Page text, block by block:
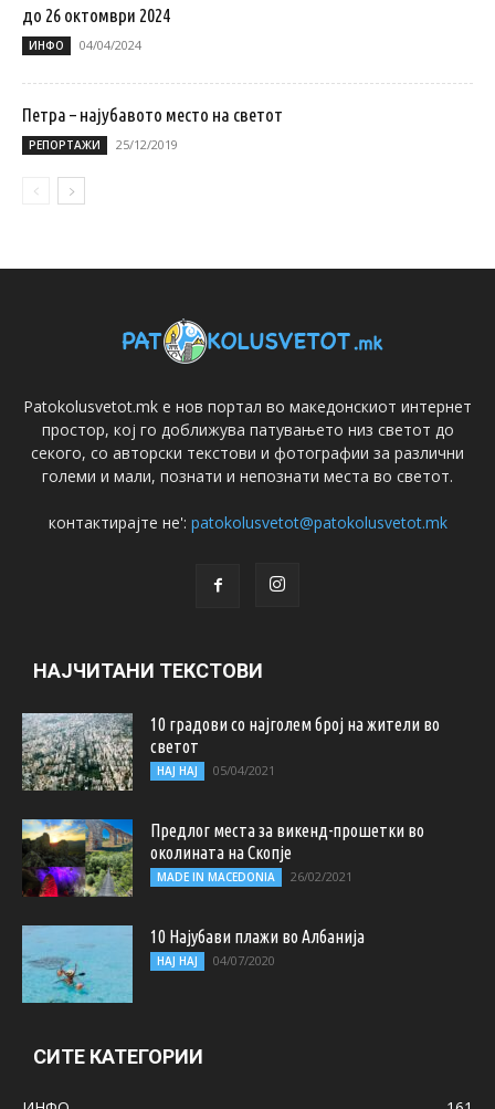
до 26 октомври 2024
ИНФО 04/04/2024
Петра – најубавото место на светот
РЕПОРТАЖИ 25/12/2019
Patokolusvetot.mk е нов портал во македонскиот интернет
простор, кој го доближува патувањето низ светот до
секого, со авторски текстови и фотографии за различни
големи и мали, познати и непознати места во светот.
контактирајте не': patokolusvetot@patokolusvetot.mk
НАЈЧИТАНИ ТЕКСТОВИ
10 градови со најголем број на жители во
светот
НАЈ НАЈ 05/04/2021
Предлог места за викенд-прошетки во
околината на Скопје
MADE IN MACEDONIA 26/02/2021
10 Најубави плажи во Албанија
НАЈ НАЈ 04/07/2020
СИТЕ КАТЕГОРИИ